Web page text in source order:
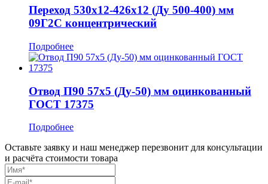
Переход 530x12-426x12 (Ду 500-400) мм
09Г2С концентрический
Подробнее
Отвод П90 57x5 (Ду-50) мм оцинкованный
ГОСТ 17375
Подробнее
Оставьте заявку и наш менеджер перезвонит для консультации
и расчёта стоимости товара